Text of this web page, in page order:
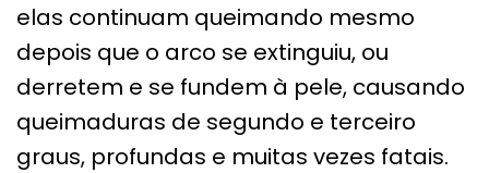
elas continuam queimando mesmo
depois que o arco se extinguiu, ou
derretem e se fundem à pele, causando
queimaduras de segundo e terceiro
graus, profundas e muitas vezes fatais.